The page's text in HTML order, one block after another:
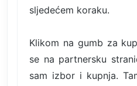
sljedećem koraku.
Klikom na gumb za
se na partnersku
sam izbor i kupnja.